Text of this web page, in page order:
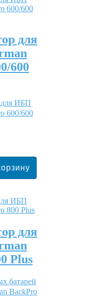
для
600
для ИБП
600/600
для
Plus
батарей
BackPro